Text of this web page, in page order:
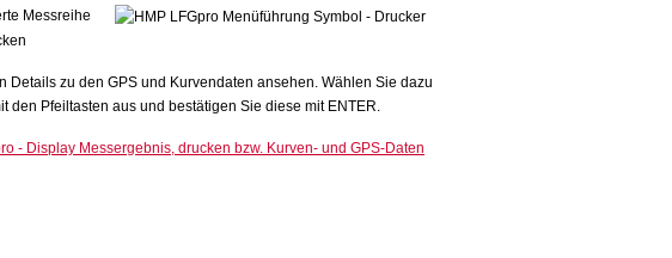
Messreihe
Details zu den GPS und Kurvendaten ansehen. Wählen Sie dazu
den Pfeiltasten aus und bestätigen Sie diese mit ENTER.